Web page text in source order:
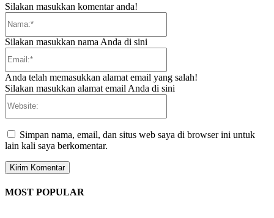
Silakan masukkan komentar anda!
Silakan masukkan nama Anda di sini
Anda telah memasukkan alamat email yang salah!
Silakan masukkan alamat email Anda di sini
Simpan nama, email, dan situs web saya di browser ini untuk
lain kali saya berkomentar.
MOST POPULAR